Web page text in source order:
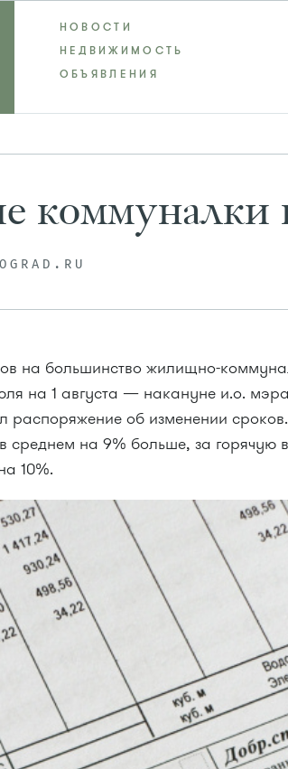
НОВОСТИ
НЕДВИЖИМОСТЬ
ОБЪЯВЛЕНИЯ
коммуналки
на большинство жилищно-
на 1 августа — накануне и.о.
распоряжение об изменении
в среднем на 9% больше, за
10%.